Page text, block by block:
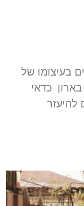
בעיצומו של
כדאי
להיעזר